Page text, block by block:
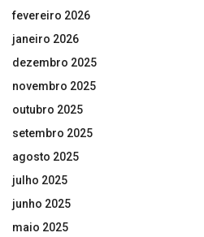
fevereiro 2026
janeiro 2026
dezembro 2025
novembro 2025
outubro 2025
setembro 2025
agosto 2025
julho 2025
junho 2025
maio 2025